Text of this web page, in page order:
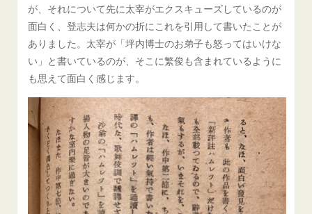
が、それについて先に太宰がエクスキューズしているのが
面白く、登志夫は何かの折にこれを引用して書いたことが
ありました。太宰が「坪内博士のお弟子も怒ってはいけな
い」と書いているのが、そこに繁俊も含まれているように
も思えて面白く感じます。